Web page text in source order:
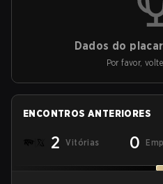
Dados do
Por favor,
ENCONTROS ANTERIORES
2 Vitórias 0